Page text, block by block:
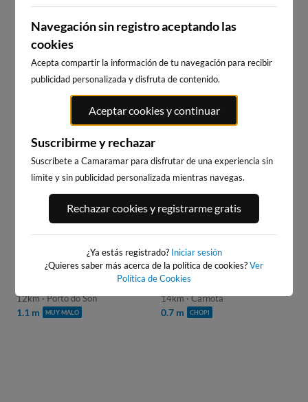
WEBCAM PLAYA AGUIEIRA
Stream
Type PRÓXIMO ANUNCIO EN:
WEBCAMS CERCANAS
12km · Porto do Son
1.1 m MUY MALO
PLAYA DE CARNOTA
14km · Carnota
0.7 m CHOPI
Navegación sin registro aceptando las
cookies
Acepta compartir la información de tu navegación para recibir
publicidad personalizada y disfruta de contenido.
Aceptar cookies y continuar
Suscribirme y rechazar
Suscríbete a Camaramar para disfrutar de una experiencia sin
límite y sin publicidad personalizada mientras navegas.
Rechazar cookies y registrarme gratis
¿Ya estás registrado? Iniciar sesión
¿Quieres saber más acerca de la política de cookies?Ver
Política de Cookies